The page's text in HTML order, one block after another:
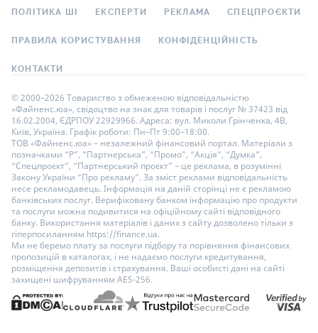
ПОЛІТИКА ШІ ЕКСПЕРТИ РЕКЛАМА СПЕЦПРОЄКТИ
ПРАВИЛА КОРИСТУВАННЯ КОНФІДЕНЦІЙНІСТЬ
КОНТАКТИ
© 2000–2026 Товариство з обмеженою відповідальністю
«Файненс.юа», свідоцтво на знак для товарів і послуг № 37423 від
16.02.2004, ЄДРПОУ 22929966. Адреса: вул. Миколи Грінченка, 4В,
Київ, Україна. Графік роботи: Пн–Пт 9:00–18:00.
ТОВ «Файненс.юа» – незалежний фінансовий портал. Матеріали з
позначками “Р”, “Партнерська”, “Промо”, “Акція”, “Думка”,
“Спецпроєкт”, “Партнерський проєкт” – це реклама, в розумінні
Закону України “Про рекламу”. За зміст реклами відповідальність
несе рекламодавець. Інформація на даній сторінці не є рекламою
банківських послуг. Верифіковану банком інформацію про продукти
та послуги можна подивитися на офіційному сайті відповідного
банку. Використання матеріалів і даних з сайту дозволено тільки з
гіперпосиланням https://finance.ua.
Ми не беремо плату за послуги підбору та порівняння фінансових
пропозицій в каталогах, і не надаємо послуги кредитування,
розміщення депозитів і страхування. Ваші особисті дані на сайті
захищені шифруванням AES-256.